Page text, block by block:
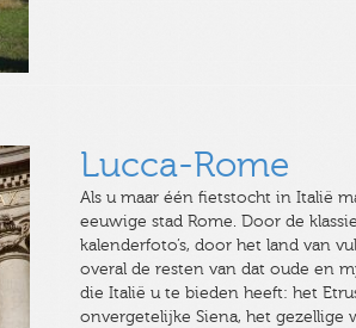
Lucca-Rome
Als u maar één fietstocht in Italië
eeuwige stad Rome. Door de
kalenderfoto’s, door het land van
overal de resten van dat oude en
die Italië u te bieden heeft: het
onvergetelijke Siena, het